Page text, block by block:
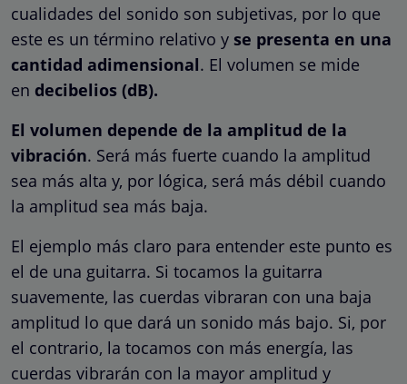
cualidades del sonido son subjetivas, por lo que
este es un término relativo y se presenta en una
cantidad adimensional. El volumen se mide
en decibelios (dB).
El volumen depende de la amplitud de la
vibración. Será más fuerte cuando la amplitud
sea más alta y, por lógica, será más débil cuando
la amplitud sea más baja.
El ejemplo más claro para entender este punto es
el de una guitarra. Si tocamos la guitarra
suavemente, las cuerdas vibraran con una baja
amplitud lo que dará un sonido más bajo. Si, por
el contrario, la tocamos con más energía, las
cuerdas vibrarán con la mayor amplitud y